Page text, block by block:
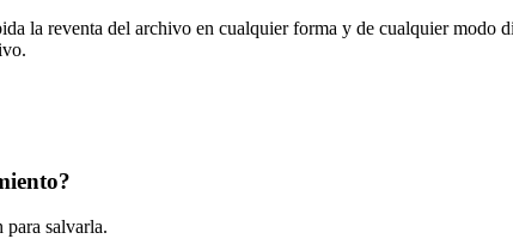
la reventa del archivo en cualquier forma y de cualquier modo
para salvarla.